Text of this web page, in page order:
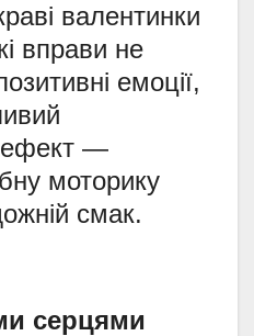
валентинки
вправи не
емоції,
ефект —
моторику
смак.
серцями